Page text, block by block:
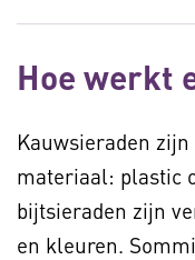
Hoe werkt
Kauwsieraden
materiaal: plastic
bijtsieraden zijn
en kleuren.